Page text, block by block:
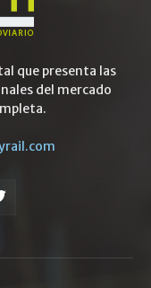
que presenta las
del mercado